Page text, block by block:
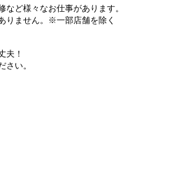
ど様々なお仕事があります。
りません。※一部店舗を除く
夫！
さい。